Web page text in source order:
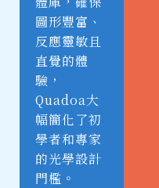
圖形豐富、
反應靈敏且
直覺的體
驗，
Quadoa大
幅簡化了初
學者和專家
的光學設計
門檻。